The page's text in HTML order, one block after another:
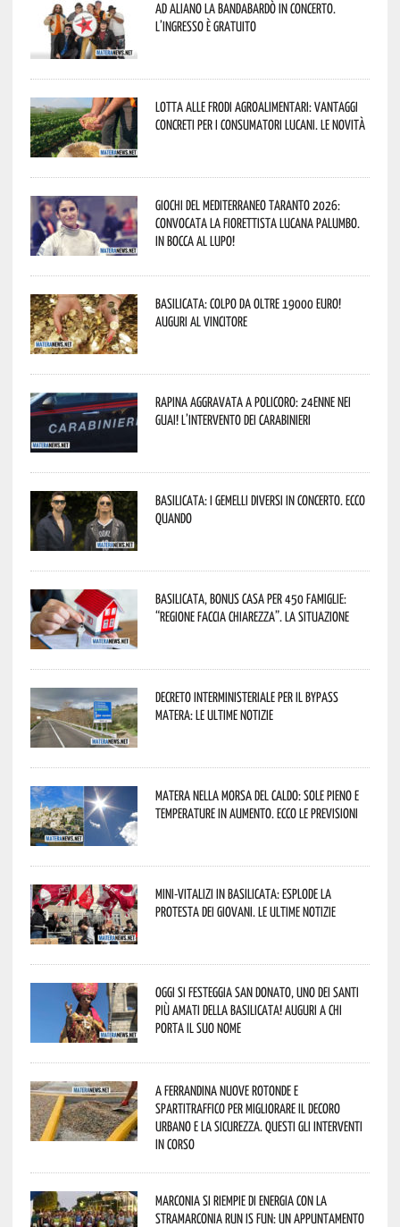
Ad Aliano la Bandabardò in concerto.
L’ingresso è gratuito
Lotta alle frodi agroalimentari: vantaggi
concreti per i consumatori lucani. Le novità
Giochi del Mediterraneo Taranto 2026:
convocata la fiorettista lucana Palumbo.
In bocca al lupo!
Basilicata: colpo da oltre 19000 Euro!
Auguri al vincitore
Rapina aggravata a Policoro: 24enne nei
guai! L’intervento dei Carabinieri
Basilicata: i Gemelli DiVersi in concerto. Ecco
quando
Basilicata, Bonus casa per 450 famiglie:
“Regione faccia chiarezza”. La situazione
Decreto interministeriale per il Bypass
Matera: le ultime notizie
Matera nella morsa del caldo: sole pieno e
temperature in aumento. Ecco le previsioni
Mini-vitalizi in Basilicata: esplode la
protesta dei giovani. Le ultime notizie
Oggi si festeggia San Donato, uno dei Santi
più amati della Basilicata! Auguri a chi
porta il suo nome
A Ferrandina nuove rotonde e
spartitraffico per migliorare il decoro
urbano e la sicurezza. Questi gli interventi
in corso
Marconia si riempie di energia con la
StraMarconia Run is Fun: un appuntamento